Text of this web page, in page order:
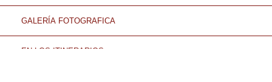
GALERÍA FOTOGRAFICA
EN LOS ITINERARIOS